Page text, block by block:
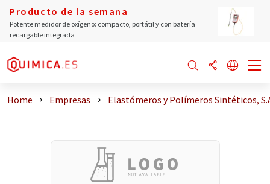
Producto de la semana
Potente medidor de oxígeno: compacto, portátil y con batería
recargable integrada
Home Empresas Elastómeros y Polímeros Sintéticos,